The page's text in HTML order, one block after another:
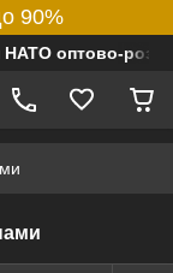
90%
оптово-